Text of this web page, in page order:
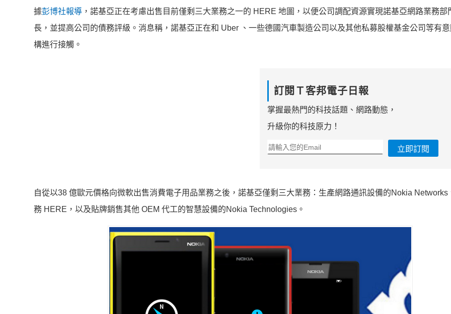
據彭博社報導 ，諾基亞正在考慮出售目前僅剩三大業務之一的 HERE 地圖，以便公司調配資源實現諾基亞網路業務部
長，並提高公司的債務評級。消息稱，諾基亞正在和 Uber 、一些德國汽車製造公司以及其他私募股權基金公司等有
構進行接觸。
訂閱Ｔ客邦電子日報
掌握最熱門的科技話題、網路動態，
升級你的科技原力！
立即訂閱
自從以38 億歐元價格向微軟出售消費電子用品業務之後，諾基亞僅剩三大業務：生產網路通訊設備的Nokia Networks
務 HERE，以及貼牌銷售其他 OEM 代工的智慧設備的Nokia Technologies。